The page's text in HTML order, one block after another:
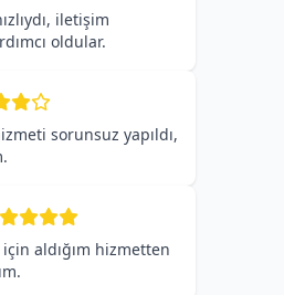
iletişim
oldular.
sorunsuz yapıldı,
aldığım hizmetten